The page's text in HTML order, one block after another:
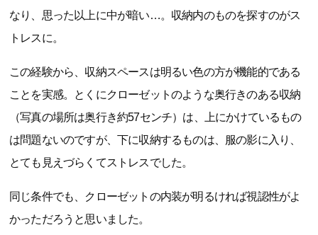
なり、思った以上に中が暗い…。収納内のものを探すのがス
トレスに。
この経験から、収納スペースは明るい色の方が機能的である
ことを実感。とくにクローゼットのような奥行きのある収納
（写真の場所は奥行き約57センチ）は、上にかけているもの
は問題ないのですが、下に収納するものは、服の影に入り、
とても見えづらくてストレスでした。
同じ条件でも、クローゼットの内装が明るければ視認性がよ
かっただろうと思いました。